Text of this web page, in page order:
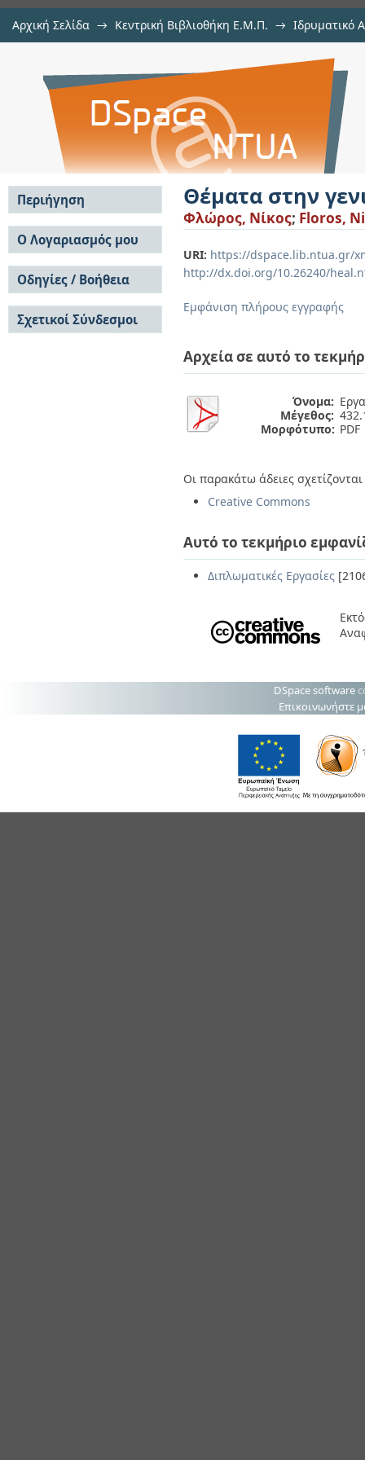
Αρχική Σελίδα → Κεντρική Βιβλιοθήκη Ε.Μ.Π. → Ιδρυματικό
Θέματα στην γενική τοπολογία
Θέματα στην
Φλώρος, Νίκος; Floros,
URI: https://dspace.lib.ntua.gr/
http://dx.doi.org/10.26240/
Εμφάνιση πλήρους εγγραφής
Αρχεία σε αυτό το
Όνομα:
Μέγεθος:
Μορφότυπο: PDF
Οι παρακάτω άδειες
Creative Commons
Αυτό το τεκμήριο
Διπλωματικές Εργασίες
Περιήγηση
Σε όλο το DSpace
Κοινότητες & Συλλογές
Ανά Ημερομηνία
Έκδοσης
Συγγραφείς
Τίτλοι
Θέματα
Ο Λογαριασμός μου
Σύνδεση
Εγγραφή
Οδηγίες / Βοήθεια
Οδηγίες Υποβολής
Οδηγίες Χρήσης ΙΑ
Συχνές Ερωτήσεις
Σχετικοί Σύνδεσμοι
DSpace software
Επικοινωνήστε